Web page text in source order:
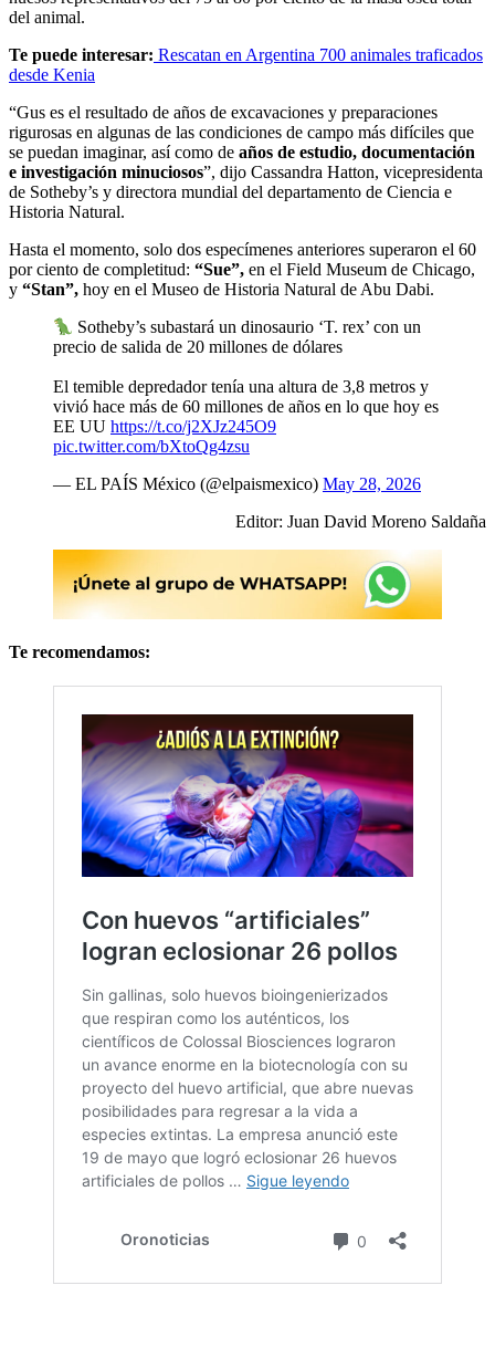
del animal.
Te puede interesar: Rescatan en Argentina 700 animales traficados
desde Kenia
“Gus es el resultado de años de excavaciones y preparaciones
rigurosas en algunas de las condiciones de campo más difíciles que
se puedan imaginar, así como de años de estudio, documentación
e investigación minuciosos”, dijo Cassandra Hatton, vicepresidenta
de Sotheby’s y directora mundial del departamento de Ciencia e
Historia Natural.
Hasta el momento, solo dos especímenes anteriores superaron el 60
por ciento de completitud: “Sue”, en el Field Museum de Chicago,
y “Stan”, hoy en el Museo de Historia Natural de Abu Dabi.
Sotheby’s subastará un dinosaurio ‘T. rex’ con un
precio de salida de 20 millones de dólares
El temible depredador tenía una altura de 3,8 metros y
vivió hace más de 60 millones de años en lo que hoy es
EE UU https://t.co/j2XJz245O9
pic.twitter.com/bXtoQg4zsu
— EL PAÍS México (@elpaismexico) May 28, 2026
Editor: Juan David Moreno Saldaña
Te recomendamos: